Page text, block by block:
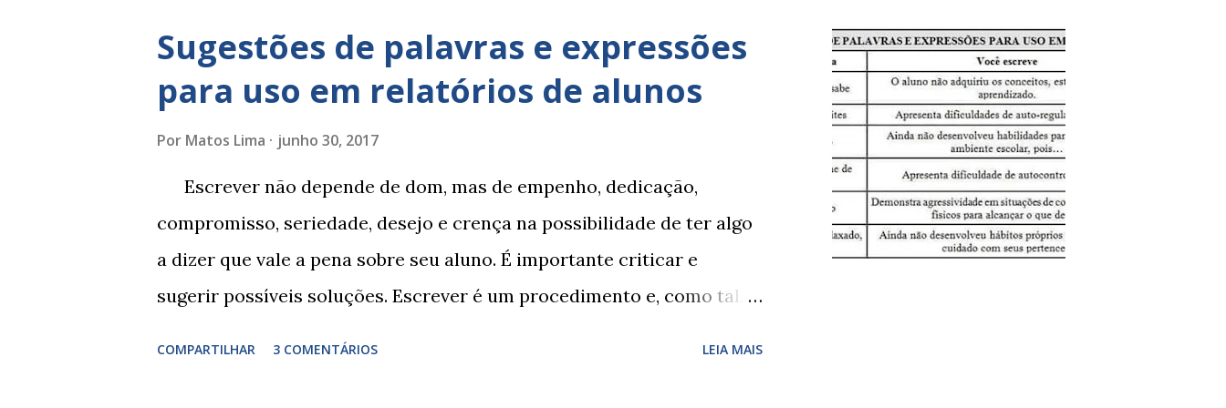
Sugestões de palavras e expressões
para uso em relatórios de alunos
Por Matos Lima junho 30, 2017
Escrever não depende de dom, mas de empenho, dedicação,
compromisso, seriedade, desejo e crença na possibilidade de ter algo
a dizer que vale a pena sobre seu aluno. É importante criticar e
sugerir possíveis soluções. Escrever é um procedimento e, como tal,
COMPARTILHAR 3 COMENTÁRIOS LEIA MAIS